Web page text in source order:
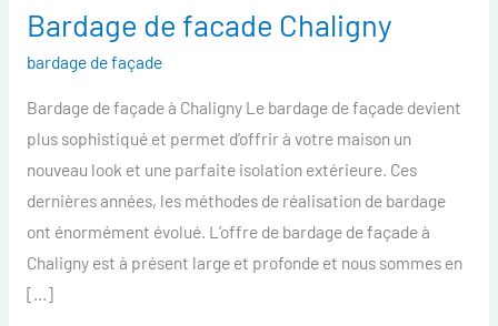
Bardage de facade Chaligny
bardage de façade
Bardage de façade à Chaligny Le bardage de façade devient
plus sophistiqué et permet d’offrir à votre maison un
nouveau look et une parfaite isolation extérieure. Ces
dernières années, les méthodes de réalisation de bardage
ont énormément évolué. L’offre de bardage de façade à
Chaligny est à présent large et profonde et nous sommes en
[…]
Bardage
Chaligny